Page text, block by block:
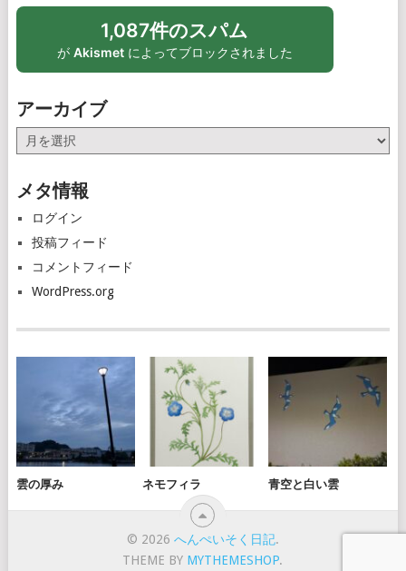
1,087件のスパム
が Akismetによってブロックされました
アーカイブ
ー
イ
メタ情報
ログイン
投稿フィード
コメントフィード
WordPress.org
雲の厚み ネモフィラ 青空と白い雲
© 2026 へんぺいそく日記.
THEME BY MYTHEMESHOP.